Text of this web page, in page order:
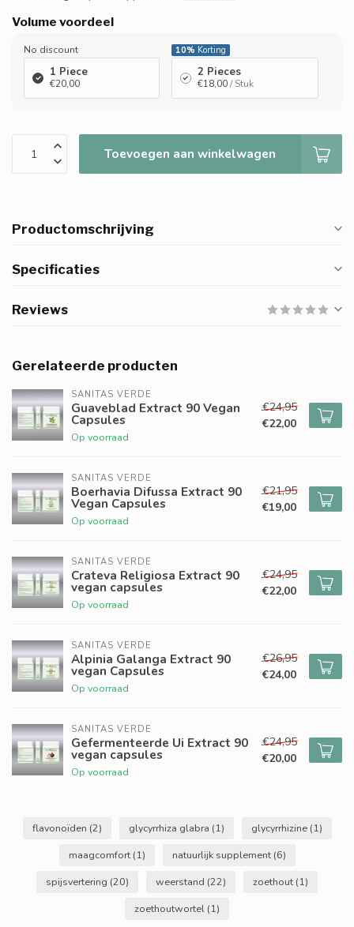
Volume voordeel
No discount
1 Piece
€20,00
10% Korting
2 Pieces
€18,00 / Stuk
Toevoegen aan winkelwagen
Productomschrijving
Specificaties
Reviews
Gerelateerde producten
SANITAS VERDE
Guaveblad Extract 90 Vegan
Capsules
Op voorraad
€24,95
€22,00
SANITAS VERDE
Boerhavia Difussa Extract 90
Vegan Capsules
Op voorraad
€21,95
€19,00
SANITAS VERDE
Crateva Religiosa Extract 90
vegan capsules
Op voorraad
€24,95
€22,00
SANITAS VERDE
Alpinia Galanga Extract 90
vegan Capsules
Op voorraad
€26,95
€24,00
SANITAS VERDE
Gefermenteerde Ui Extract 90
vegan capsules
Op voorraad
€24,95
€20,00
flavonoïden (2) glycyrrhiza glabra (1) glycyrrhizine (1)
maagcomfort (1) natuurlijk supplement (6)
spijsvertering (20) weerstand (22) zoethout (1)
zoethoutwortel (1)